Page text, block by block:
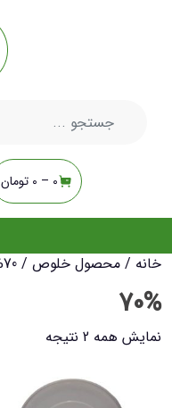
0 –
0 تومان
خانه / محصول خلوص / 70%
70%
نمایش همه 2 نتیجه